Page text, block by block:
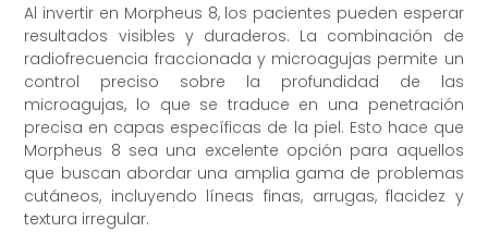
Al invertir en Morpheus 8, los pacientes pueden esperar
resultados visibles y duraderos. La combinación de
radiofrecuencia fraccionada y microagujas permite un
control preciso sobre la profundidad de las
microagujas, lo que se traduce en una penetración
precisa en capas específicas de la piel. Esto hace que
Morpheus 8 sea una excelente opción para aquellos
que buscan abordar una amplia gama de problemas
cutáneos, incluyendo líneas finas, arrugas, flacidez y
textura irregular.